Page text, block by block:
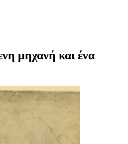
μηχανή και ένα